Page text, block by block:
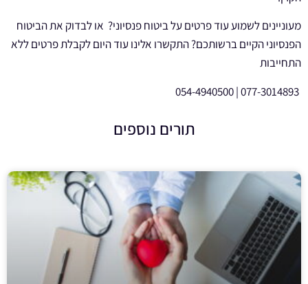
מעוניינים לשמוע עוד פרטים על ביטוח פנסיוני? או לבדוק את הביטוח
הפנסיוני הקיים ברשותכם? התקשרו אלינו עוד היום לקבלת פרטים ללא
התחייבות
תורים נוספים